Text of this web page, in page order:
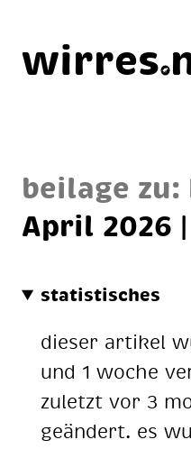
wirres
beilage zu:
April 2026
statistisches
dieser artikel
und 1 woche
zuletzt vor 3
geändert. es